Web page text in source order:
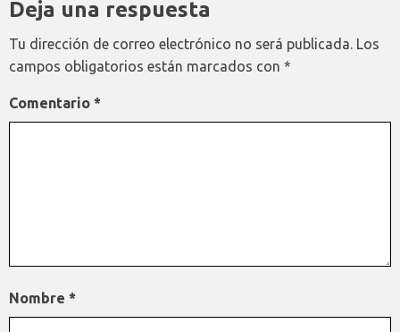
Deja una respuesta
Tu dirección de correo electrónico no será publicada. Los
campos obligatorios están marcados con *
Comentario *
Nombre *